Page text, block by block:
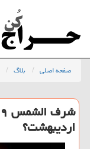
صفحه اصلی بلاگ
اردیبهشت؟